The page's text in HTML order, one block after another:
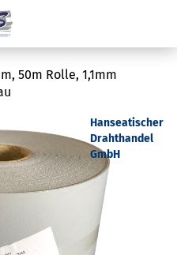
50m Rolle, 1,1mm
Hanseatischer
Drahthandel
GmbH